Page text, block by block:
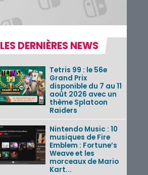
LES DERNIÈRES NEWS
Tetris 99 : le 56e
Grand Prix
disponible du 7 au 11
août 2026 avec un
thème Splatoon
Raiders
Nintendo Music : 10
musiques de Fire
Emblem : Fortune’s
Weave et les
morceaux de Mario
Kart...